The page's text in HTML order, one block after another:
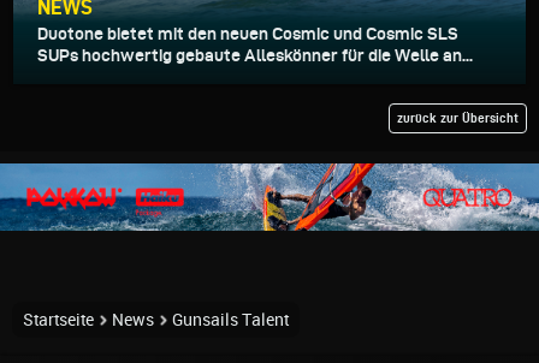
NEWS
Duotone bietet mit den neuen Cosmic und Cosmic SLS
SUPs hochwertig gebaute Alleskönner für die Welle an...
zurück zur Übersicht
Startseite News Gunsails Talent